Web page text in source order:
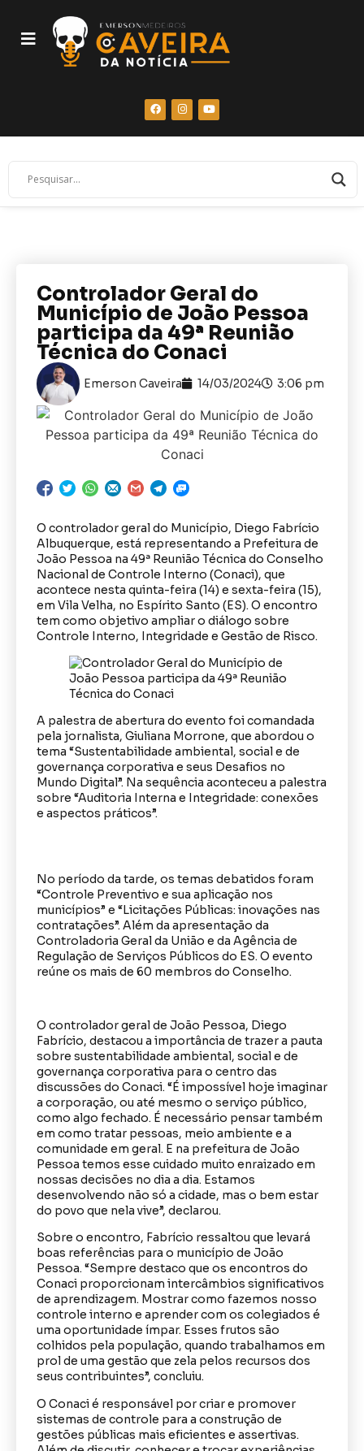
Controlador Geral do
Município de João Pessoa
participa da 49ª Reunião
Técnica do Conaci
Emerson Caveira 14/03/2024 3:06 pm
O controlador geral do Município, Diego Fabrício
Albuquerque, está representando a Prefeitura de
João Pessoa na 49ª Reunião Técnica do Conselho
Nacional de Controle Interno (Conaci), que
acontece nesta quinta-feira (14) e sexta-feira (15),
em Vila Velha, no Espírito Santo (ES). O encontro
tem como objetivo ampliar o diálogo sobre
Controle Interno, Integridade e Gestão de Risco.
A palestra de abertura do evento foi comandada
pela jornalista, Giuliana Morrone, que abordou o
tema “Sustentabilidade ambiental, social e de
governança corporativa e seus Desafios no
Mundo Digital”. Na sequência aconteceu a palestra
sobre “Auditoria Interna e Integridade: conexões
e aspectos práticos”.
No período da tarde, os temas debatidos foram
“Controle Preventivo e sua aplicação nos
municípios” e “Licitações Públicas: inovações nas
contratações”. Além da apresentação da
Controladoria Geral da União e da Agência de
Regulação de Serviços Públicos do ES. O evento
reúne os mais de 60 membros do Conselho.
O controlador geral de João Pessoa, Diego
Fabrício, destacou a importância de trazer a pauta
sobre sustentabilidade ambiental, social e de
governança corporativa para o centro das
discussões do Conaci. “É impossível hoje imaginar
a corporação, ou até mesmo o serviço público,
como algo fechado. É necessário pensar também
em como tratar pessoas, meio ambiente e a
comunidade em geral. E na prefeitura de João
Pessoa temos esse cuidado muito enraizado em
nossas decisões no dia a dia. Estamos
desenvolvendo não só a cidade, mas o bem estar
do povo que nela vive”, declarou.
Sobre o encontro, Fabrício ressaltou que levará
boas referências para o município de João
Pessoa. “Sempre destaco que os encontros do
Conaci proporcionam intercâmbios significativos
de aprendizagem. Mostrar como fazemos nosso
controle interno e aprender com os colegiados é
uma oportunidade ímpar. Esses frutos são
colhidos pela população, quando trabalhamos em
prol de uma gestão que zela pelos recursos dos
seus contribuintes”, concluiu.
O Conaci é responsável por criar e promover
sistemas de controle para a construção de
gestões públicas mais eficientes e assertivas.